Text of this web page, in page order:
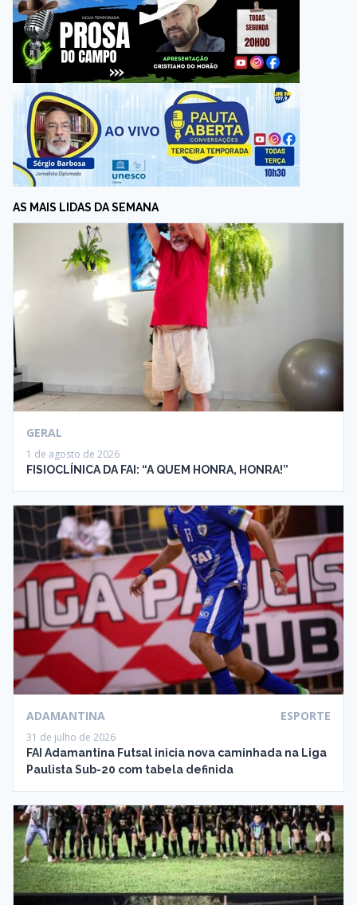
AS MAIS LIDAS DA SEMANA
GERAL
1 de agosto de 2026
FISIOCLÍNICA DA FAI: “A QUEM HONRA, HONRA!”
ADAMANTINA ESPORTE
31 de julho de 2026
FAI Adamantina Futsal inicia nova caminhada na Liga
Paulista Sub-20 com tabela definida